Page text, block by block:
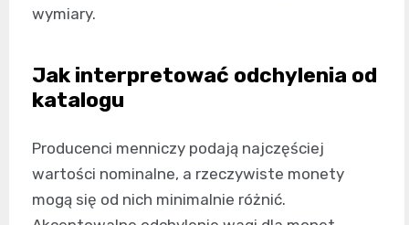
wymiary.
Jak interpretować odchylenia od
katalogu
Producenci menniczy podają najczęściej
wartości nominalne, a rzeczywiste monety
mogą się od nich minimalnie różnić.